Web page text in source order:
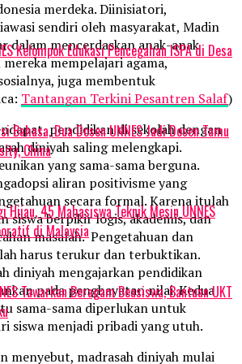
merdeka. Diinisiatori,
sendiri oleh masyarakat, Madin
dalam mencerdaskan anak-anak
mempelajari agama,
juga membentuk
Tantangan Terkini Pesantren Salaf)
pendidikan di sekolah dengan
diniyah saling melengkapi.
yang sama-sama berguna.
aliran positivisme yang
secara formal. Karena itulah
siswa berpikir logis, akademis, dan
masalah. Pengetahuan dan
harus terukur dan terbuktikan.
diniyah mengajarkan pendidikan
pada penghayatan nilai. Kedua
sama-sama diperlukan untuk
siswa menjadi pribadi yang utuh.
menyebut, madrasah diniyah mulai
Kelompok Edukasi Pencegahan ISPA di Desa
Bahasa, Dua Dosen UNNES Jadi Dosen Tamu
China
Hijau, 45 Mahasiswa Teknik Mesin UNNES
di Malaysia
Tawarkan Beragam Beasiswa, Bantuan UKT